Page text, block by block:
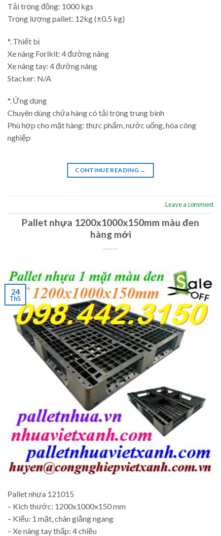
Tải trọng động: 1000 kgs
Trọng lượng pallet: 12kg (±0.5 kg)
*. Thiết bị
Xe nâng Forlkit: 4 đường nâng
Xe nâng tay: 4 đường nâng
Stacker: N/A
*. Ứng dụng
Chuyên dùng chứa hàng có tải trọng trung bình
Phù hợp cho mặt hàng: thực phẩm, nước uống, hóa công
nghiệp
CONTINUE READING →
Leave a comment
Pallet nhựa 1200x1000x150mm màu đen
hàng mới
24
Th5
Pallet nhựa 121015
– Kích thước: 1200x1000x150 mm
– Kiểu: 1 mặt, chân giằng ngang
– Xe nâng tay thấp: 4 chiều